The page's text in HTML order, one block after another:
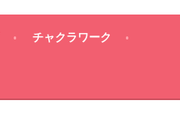
チャクラワーク